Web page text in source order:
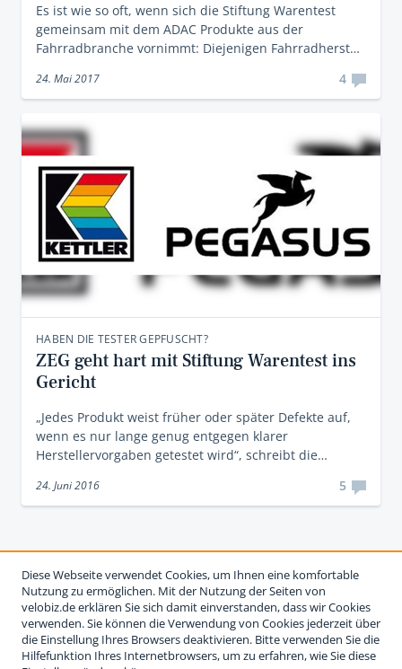
Es ist wie so oft, wenn sich die Stiftung Warentest
gemeinsam mit dem ADAC Produkte aus der
Fahrradbranche vornimmt: Diejenigen Fahrradherst…
24. Mai 2017 4
HABEN DIE TESTER GEPFUSCHT?
ZEG geht hart mit Stiftung Warentest ins
Gericht
„Jedes Produkt weist früher oder später Defekte auf,
wenn es nur lange genug entgegen klarer
Herstellervorgaben getestet wird“, schreibt die…
24. Juni 2016 5
Diese Webseite verwendet Cookies, um Ihnen eine komfortable
Nutzung zu ermöglichen. Mit der Nutzung der Seiten von
velobiz.de erklären Sie sich damit einverstanden, dass wir Cookies
verwenden. Sie können die Verwendung von Cookies jederzeit über
die Einstellung Ihres Browsers deaktivieren. Bitte verwenden Sie die
Hilfefunktion Ihres Internetbrowsers, um zu erfahren, wie Sie diese